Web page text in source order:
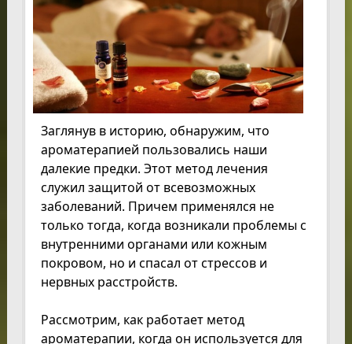
Заглянув в историю, обнаружим, что
ароматерапией пользовались наши
далекие предки. Этот метод лечения
служил защитой от всевозможных
заболеваний. Причем применялся не
только тогда, когда возникали проблемы с
внутренними органами или кожным
покровом, но и спасал от стрессов и
нервных расстройств.
Рассмотрим, как работает метод
ароматерапии, когда он используется для